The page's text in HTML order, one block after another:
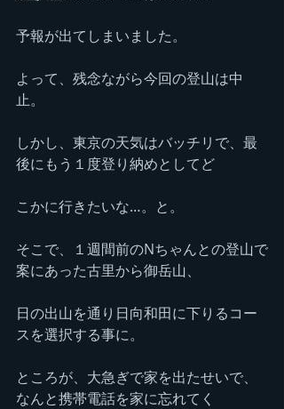
予報が出てしまいました。
よって、残念ながら今回の登山は中
止。
しかし、東京の天気はバッチリで、最
後にもう１度登り納めとしてど
こかに行きたいな…。と。
そこで、１週間前のNちゃんとの登山で
案にあった古里から御岳山、
日の出山を通り日向和田に下りるコー
スを選択する事に。
ところが、大急ぎで家を出たせいで、
なんと携帯電話を家に忘れてく